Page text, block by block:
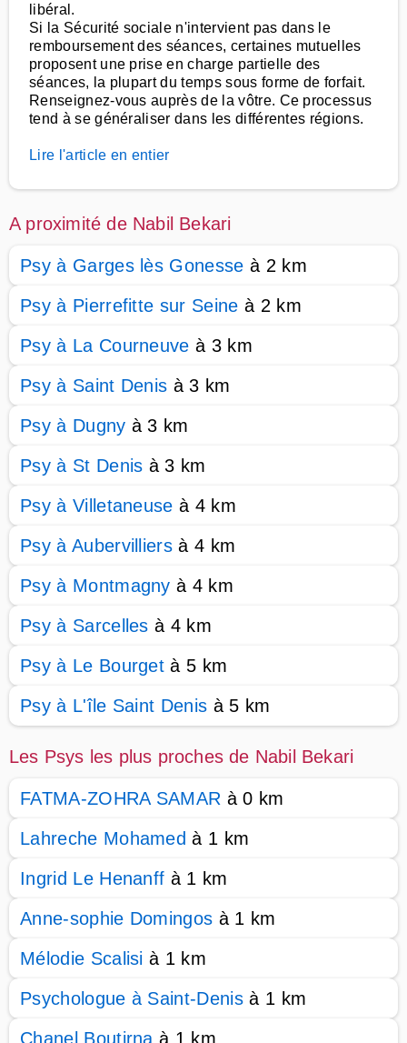
libéral.
Si la Sécurité sociale n'intervient pas dans le
remboursement des séances, certaines mutuelles
proposent une prise en charge partielle des
séances, la plupart du temps sous forme de forfait.
Renseignez-vous auprès de la vôtre. Ce processus
tend à se généraliser dans les différentes régions.
Lire l'article en entier
A proximité de Nabil Bekari
Psy à Garges lès Gonesse à 2 km
Psy à Pierrefitte sur Seine à 2 km
Psy à La Courneuve à 3 km
Psy à Saint Denis à 3 km
Psy à Dugny à 3 km
Psy à St Denis à 3 km
Psy à Villetaneuse à 4 km
Psy à Aubervilliers à 4 km
Psy à Montmagny à 4 km
Psy à Sarcelles à 4 km
Psy à Le Bourget à 5 km
Psy à L'île Saint Denis à 5 km
Les Psys les plus proches de Nabil Bekari
FATMA-ZOHRA SAMAR à 0 km
Lahreche Mohamed à 1 km
Ingrid Le Henanff à 1 km
Anne-sophie Domingos à 1 km
Mélodie Scalisi à 1 km
Psychologue à Saint-Denis à 1 km
Chanel Boutirna à 1 km